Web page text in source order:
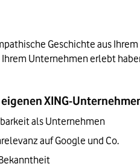
Geschichte aus
Unternehmen erlebt
XING-
als Unternehmen
auf Google und Co.